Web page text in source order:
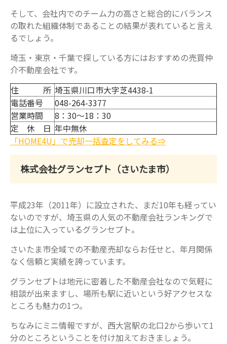
そして、会社内でのチーム力の高さと総合的にバランス
の取れた組織体制であることの結果が表れていると言え
るでしょう。
埼玉・東京・千葉で探している方にはおすすめの売買仲
介不動産会社です。
住 所 埼玉県川口市大字芝4438-1
電話番号
048-264-3377
営業時間
8：30～18：30
定 休 日 年中無休
「HOME4U」で売却一括査定をしてみる⇒
株式会社グランセプト（さいたま市）
平成23年（2011年）に設立された、まだ10年も経ってい
ないのですが、埼玉県の人気の不動産会社ランキングで
は上位に入っているグランセプト。
さいたま市全域での不動産売却ならお任せと、年月関係
なく信頼と実績を誇っています。
グランセプトは地元に密着した不動産会社なので気軽に
相談が出来ますし、場所も駅に近いという好アクセスな
ところも魅力の1つ。
ちなみにミニ情報ですが、西大宮駅の北口2から歩いて1
分のところということを付け加えておきましょう。